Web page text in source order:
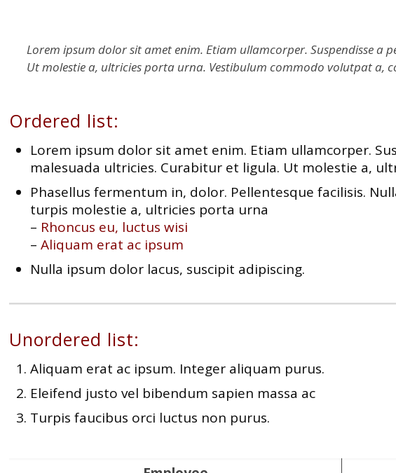
Lorem ipsum dolor sit amet enim. Etiam ullamcorper. Suspendisse a
Ut molestie a, ultricies porta urna. Vestibulum commodo volutpat a,
Ordered list:
Lorem ipsum dolor sit amet enim. Etiam ullamcorper.
malesuada ultricies. Curabitur et ligula. Ut molestie a,
Phasellus fermentum in, dolor. Pellentesque facilisis.
turpis molestie a, ultricies porta urna
– Rhoncus eu, luctus wisi
–Aliquam erat ac ipsum
Nulla ipsum dolor lacus, suscipit adipiscing.
Unordered list:
Aliquam erat ac ipsum. Integer aliquam purus.
Eleifend justo vel bibendum sapien massa ac
Turpis faucibus orci luctus non purus.